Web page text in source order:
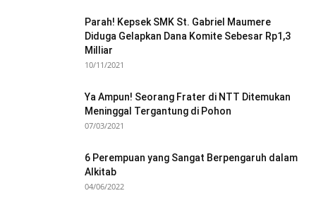
Parah! Kepsek SMK St. Gabriel Maumere
Diduga Gelapkan Dana Komite Sebesar Rp1,3
Milliar
10/11/2021
Ya Ampun! Seorang Frater di NTT Ditemukan
Meninggal Tergantung di Pohon
07/03/2021
6 Perempuan yang Sangat Berpengaruh dalam
Alkitab
04/06/2022